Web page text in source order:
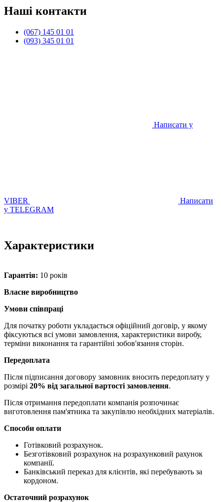
Наші контакти
(067) 145 01 01
(093) 345 01 01
Написати у
VIBER
Написати
у TELEGRAM
Характеристики
Гарантія: 10 років
Власне виробництво
Умови співпраці
Для початку роботи укладається офіційний договір, у якому
фіксуються всі умови замовлення, характеристики виробу,
терміни виконання та гарантійні зобов'язання сторін.
Передоплата
Після підписання договору замовник вносить передоплату у
розмірі 20% від загальної вартості замовлення.
Після отримання передоплати компанія розпочинає
виготовлення пам'ятника та закупівлю необхідних матеріалів.
Способи оплати
Готівковий розрахунок.
Безготівковий розрахунок на розрахунковий рахунок
компанії.
Банківський переказ для клієнтів, які перебувають за
кордоном.
Остаточний розрахунок